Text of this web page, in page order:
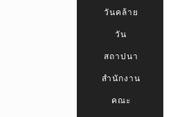
วันคล้าย
วัน
สถาปนา
สำนักงาน
คณะ